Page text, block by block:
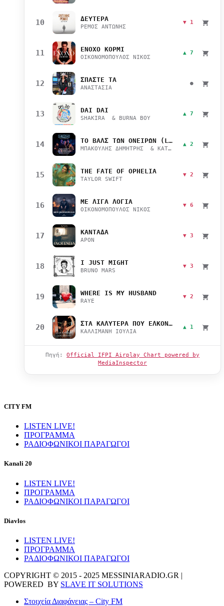
10 ΔΕΥΤΕΡΑ
ΡΕΜΟΣ ΑΝΤΩΝΗΣ
▼ 1
11 ΕΝΟΧΟ ΚΟΡΜΙ
ΟΙΚΟΝΟΜΟΠΟΥΛΟΣ ΝΙΚΟΣ
▲ 7
12 ΣΠΑΣΤΕ ΤΑ
ΑΝΑΣΤΑΣΙΑ
●
13 DAI DAI
SHAKIRA & BURNA BOY
▲ 7
14 ΤΟ ΒΑΛΣ ΤΩΝ ΟΝΕΙΡΩΝ (LIVE)
ΜΠΑΚΟΥΛΗΣ ΔΗΜΗΤΡΗΣ & ΚΑΤΣΙΜΙΧΑ ΜΑΡΙΑΝΑ
▲ 2
15 THE FATE OF OPHELIA
TAYLOR SWIFT
▼ 2
16 ΜΕ ΛΙΓΑ ΛΟΓΙΑ
ΟΙΚΟΝΟΜΟΠΟΥΛΟΣ ΝΙΚΟΣ
▼ 6
17 ΚΑΝΤΑΔΑ
APON
▼ 3
18 I JUST MIGHT
BRUNO MARS
▼ 3
19 WHERE IS MY HUSBAND
RAYE
▼ 2
20 ΣΤΑ ΚΑΛΥΤΕΡΑ ΠΟΥ ΕΛΚΟΝΤΑΙ
ΚΑΛΛΙΜΑΝΗ ΙΟΥΛΙΑ
▲ 1
Πηγή: Official IFPI Airplay Chart powered by
MediaInspector
CITY FM
LISTEN LIVE!
ΠΡΟΓΡΑΜΜΑ
ΡΑΔΙΟΦΩΝΙΚΟΙ ΠΑΡΑΓΩΓΟΙ
Kanali 20
LISTEN LIVE!
ΠΡΟΓΡΑΜΜΑ
ΡΑΔΙΟΦΩΝΙΚΟΙ ΠΑΡΑΓΩΓΟΙ
Diavlos
LISTEN LIVE!
ΠΡΟΓΡΑΜΜΑ
ΡΑΔΙΟΦΩΝΙΚΟΙ ΠΑΡΑΓΩΓΟΙ
COPYRIGHT © 2015 - 2025 MESSINIARADIO.GR |
POWERED BY SLAVE IT SOLUTIONS
Στοιχεία Διαφάνειας – City FM